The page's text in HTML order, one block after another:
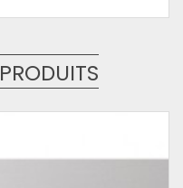
PRODUITS